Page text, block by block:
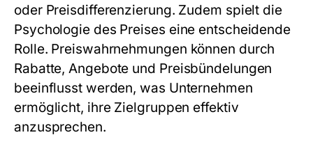
oder Preisdifferenzierung. Zudem spielt die
Psychologie des Preises eine entscheidende
Rolle. Preiswahrnehmungen können durch
Rabatte, Angebote und Preisbündelungen
beeinflusst werden, was Unternehmen
ermöglicht, ihre Zielgruppen effektiv
anzusprechen.